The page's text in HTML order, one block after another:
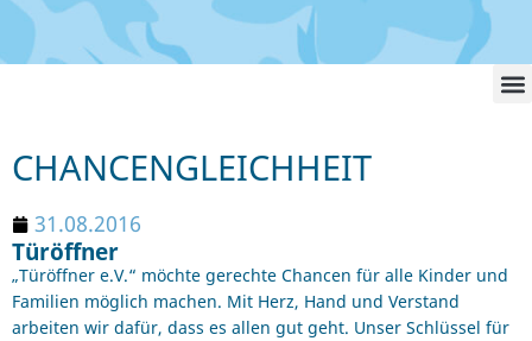
CHANCENGLEICHHEIT
31.08.2016
Türöffner
„Türöffner e.V.“ möchte gerechte Chancen für alle Kinder und
Familien möglich machen. Mit Herz, Hand und Verstand
arbeiten wir dafür, dass es allen gut geht. Unser Schlüssel für